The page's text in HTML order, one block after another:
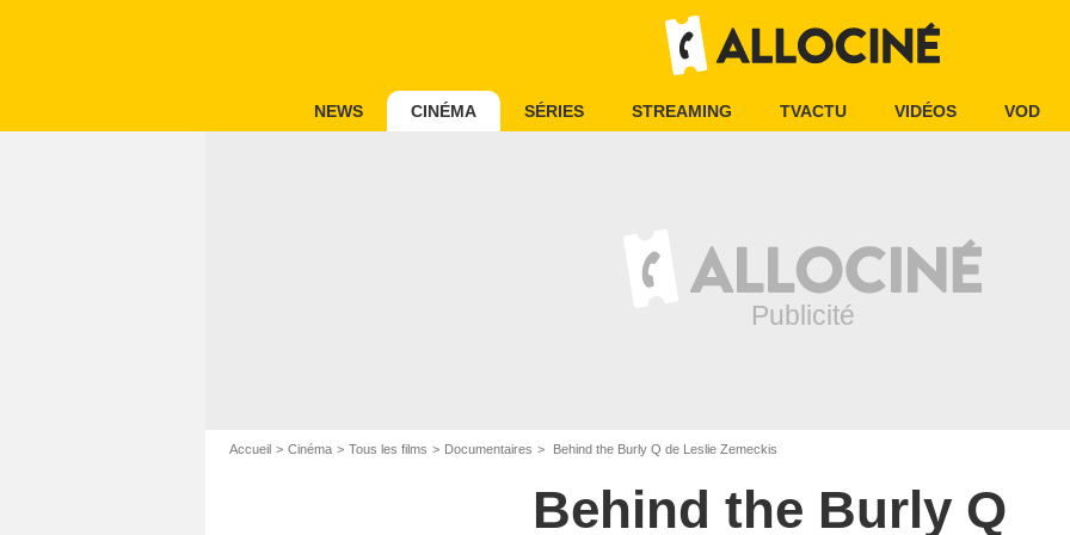
NEWS CINÉMA SÉRIES STREAMING TVACTU VIDÉOS VOD
Accueil Cinéma Tous les films Documentaires Behind the Burly Q de Leslie Zemeckis
Behind the Burly Q